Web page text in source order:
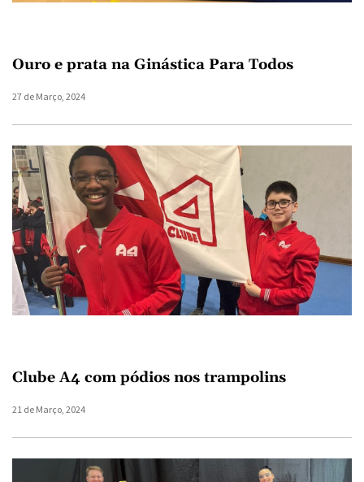
Ouro e prata na Ginástica Para Todos
27 de Março, 2024
Clube A4 com pódios nos trampolins
21 de Março, 2024